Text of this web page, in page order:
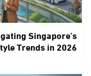
Singapore’s
Trends in 2026